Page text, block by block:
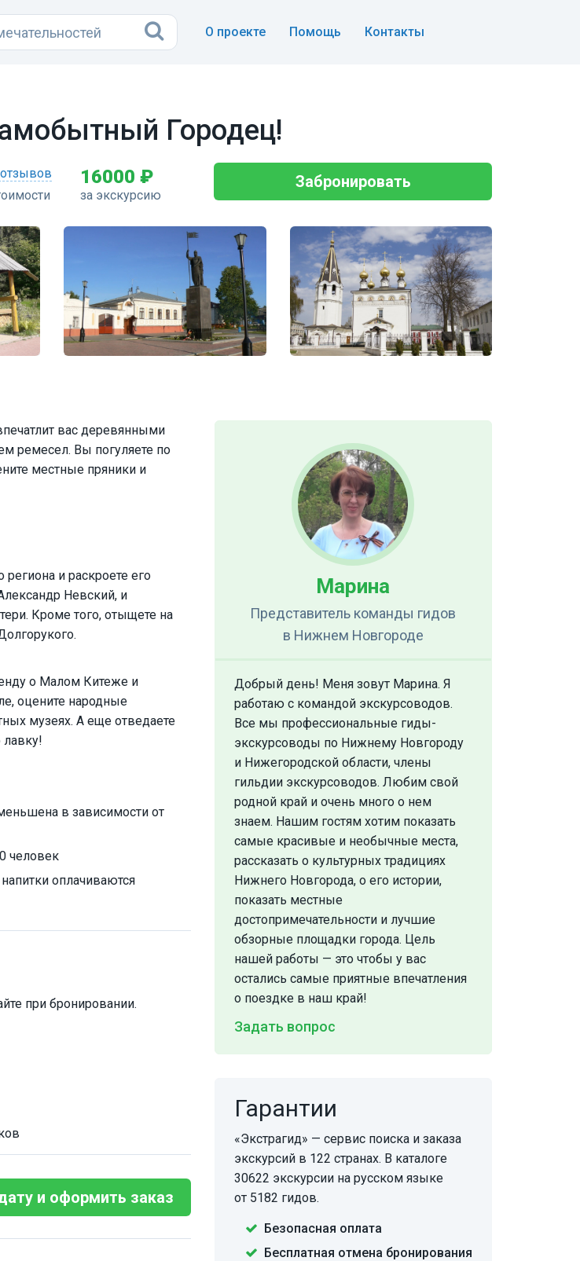
О проекте Помощь Контакты
Городец!
16000 ₽
за экскурсию
Забронировать
вас деревянными
ремесел. Вы погуляете по
местные пряники и
и раскроете его
Невский, и
Кроме того, отыщете на
о Малом Китеже и
оцените народные
музеях. А еще отведаете
в зависимости от
человек
оплачиваются
при бронировании.
и оформить заказ
Марина
Представитель команды гидов
в Нижнем Новгороде
Добрый день! Меня зовут Марина. Я
работаю с командой экскурсоводов.
Все мы профессиональные гиды-
экскурсоводы по Нижнему Новгороду
и Нижегородской области, члены
гильдии экскурсоводов. Любим свой
родной край и очень много о нем
знаем. Нашим гостям хотим показать
самые красивые и необычные места,
рассказать о культурных традициях
Нижнего Новгорода, о его истории,
показать местные
достопримечательности и лучшие
обзорные площадки города. Цель
нашей работы — это чтобы у вас
остались самые приятные впечатления
о поездке в наш край!
Задать вопрос
Гарантии
«Экстрагид» — сервис поиска и заказа
экскурсий в 122 странах. В каталоге
30622 экскурсии на русском языке
от 5182 гидов.
Безопасная оплата
Бесплатная отмена бронирования